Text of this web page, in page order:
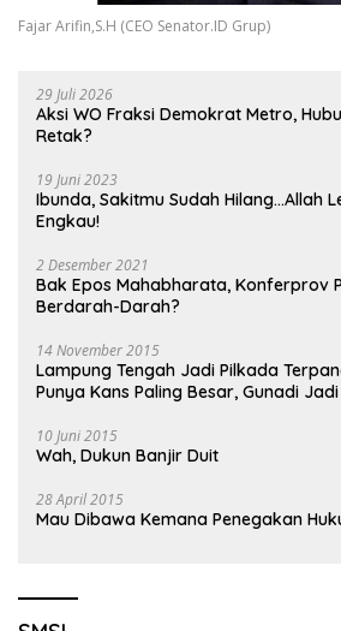
Fajar Arifin,S.H (CEO Senator.ID Grup)
29 Juli 2026
Aksi WO Fraksi Demokrat Metro,
Retak?
19 Juni 2023
Ibunda, Sakitmu Sudah Hilang…Allah
Engkau!
2 Desember 2021
Bak Epos Mahabharata, Konferprov
Berdarah-Darah?
14 November 2015
Lampung Tengah Jadi Pilkada
Punya Kans Paling Besar, Gunadi
10 Juni 2015
Wah, Dukun Banjir Duit
28 April 2015
Mau Dibawa Kemana Penegakan